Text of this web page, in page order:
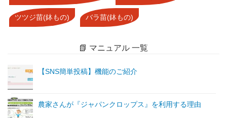
ツツジ苗(鉢もの) バラ苗(鉢もの)
📗 マニュアル 一覧
【SNS簡単投稿】機能のご紹介
農家さんが『ジャパンクロップス』を利用する理由